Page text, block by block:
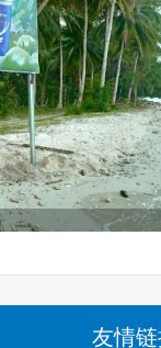
友情